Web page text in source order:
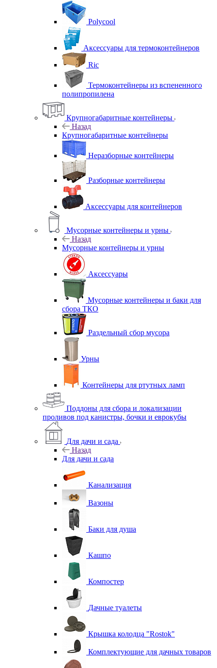
Polycool
Аксессуары для термоконтейнеров
Ric
Термоконтейнеры из вспененного
полипропилена
Крупногабаритные контейнеры
Назад
Крупногабаритные контейнеры
Неразборные контейнеры
Разборные контейнеры
Аксессуары для контейнеров
Мусорные контейнеры и урны
Назад
Мусорные контейнеры и урны
Аксессуары
Мусорные контейнеры и баки для
сбора ТКО
Раздельный сбор мусора
Урны
Контейнеры для ртутных ламп
Поддоны для сбора и локализации
проливов под канистры, бочки и еврокубы
Для дачи и сада
Назад
Для дачи и сада
Канализация
Вазоны
Баки для душа
Кашпо
Компостер
Дачные туалеты
Крышка колодца "Rostok"
Комплектующие для дачных товаров